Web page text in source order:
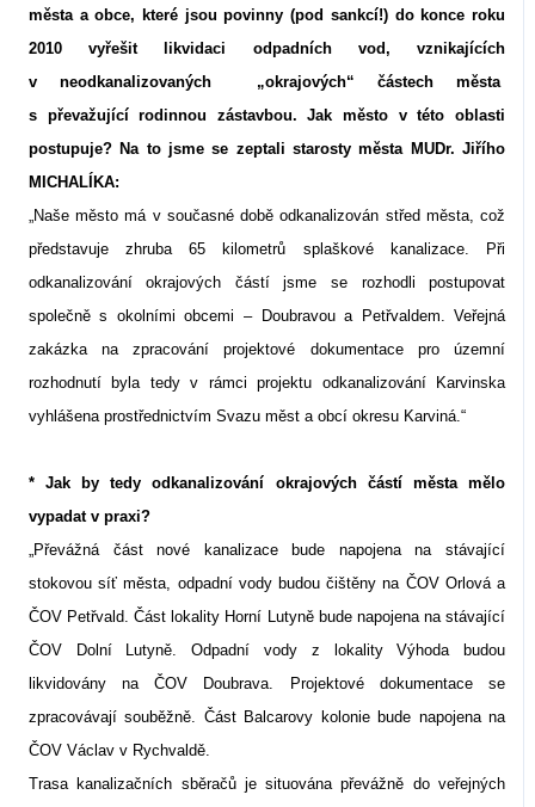
města a obce, které jsou povinny (pod sankcí!) do konce roku
2010 vyřešit likvidaci odpadních vod, vznikajících
v neodkanalizovaných
„okrajových“ částech města
s převažující rodinnou zástavbou. Jak město v této oblasti
postupuje? Na to jsme se zeptali starosty města MUDr. Jiřího
MICHALÍKA:
„Naše město má v současné době odkanalizován střed města, což
představuje zhruba 65 kilometrů splaškové kanalizace. Při
odkanalizování okrajových částí jsme se rozhodli postupovat
společně s okolními obcemi – Doubravou a Petřvaldem. Veřejná
zakázka na zpracování projektové dokumentace pro územní
rozhodnutí byla tedy v rámci projektu odkanalizování Karvinska
vyhlášena prostřednictvím Svazu měst a obcí okresu Karviná.“
* Jak by tedy odkanalizování okrajových částí města mělo
vypadat v praxi?
„Převážná část nové kanalizace bude napojena na stávající
stokovou síť města, odpadní vody budou čištěny na ČOV Orlová a
ČOV Petřvald. Část lokality Horní Lutyně bude napojena na stávající
ČOV Dolní Lutyně. Odpadní vody z lokality Výhoda budou
likvidovány na ČOV Doubrava. Projektové dokumentace se
zpracovávají souběžně. Část Balcarovy kolonie bude napojena na
ČOV Václav v Rychvaldě.
Trasa kanalizačních sběračů je situována převážně do veřejných